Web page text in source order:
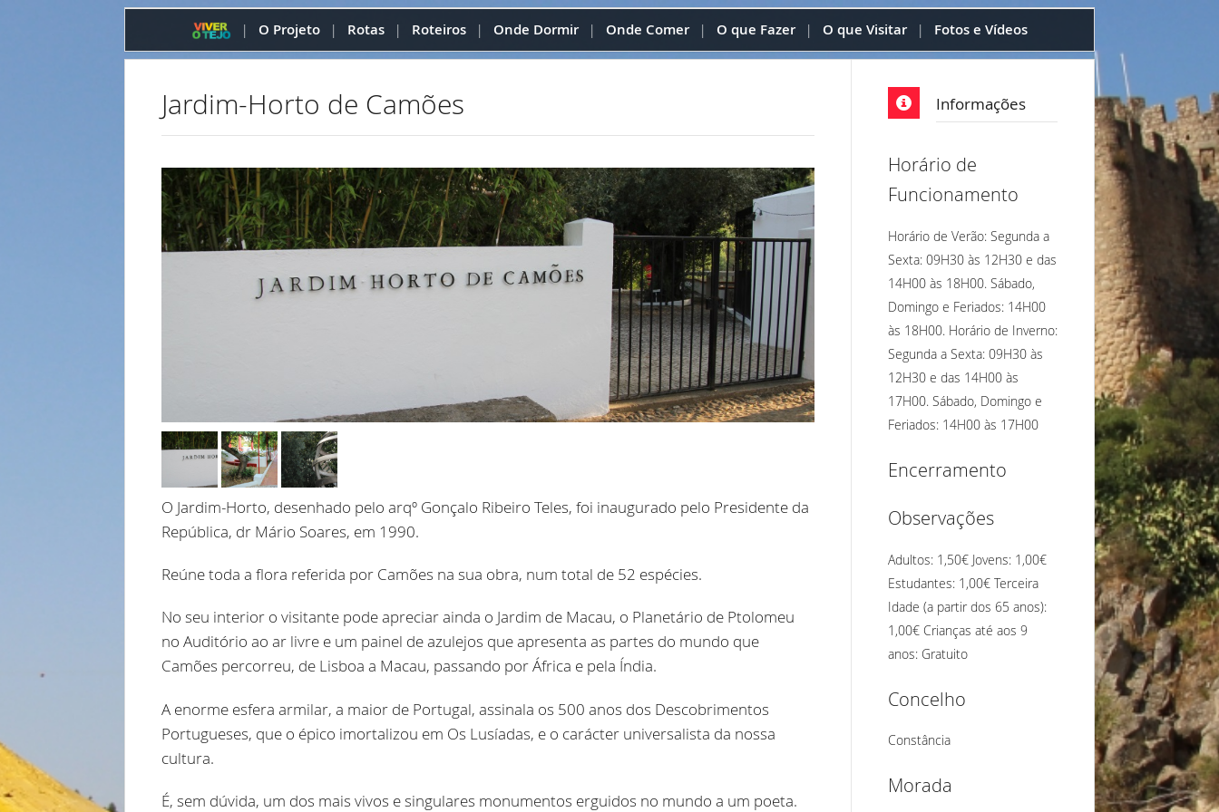
| O Projeto | Rotas | Roteiros | Onde Dormir | Onde Comer | O que Fazer | O que Visitar | Fotos e Vídeos
Jardim-Horto de Camões
O Jardim-Horto, desenhado pelo arqº Gonçalo Ribeiro Teles, foi inaugurado pelo Presidente da
República, dr Mário Soares, em 1990.
Reúne toda a flora referida por Camões na sua obra, num total de 52 espécies.
No seu interior o visitante pode apreciar ainda o Jardim de Macau, o Planetário de Ptolomeu
no Auditório ao ar livre e um painel de azulejos que apresenta as partes do mundo que
Camões percorreu, de Lisboa a Macau, passando por África e pela Índia.
A enorme esfera armilar, a maior de Portugal, assinala os 500 anos dos Descobrimentos
Portugueses, que o épico imortalizou em Os Lusíadas, e o carácter universalista da nossa
cultura.
É, sem dúvida, um dos mais vivos e singulares monumentos erguidos no mundo a um poeta.
Informações
Horário de
Funcionamento
Horário de Verão: Segunda a
Sexta: 09H30 às 12H30 e das
14H00 às 18H00. Sábado,
Domingo e Feriados: 14H00
às 18H00. Horário de Inverno:
Segunda a Sexta: 09H30 às
12H30 e das 14H00 às
17H00. Sábado, Domingo e
Feriados: 14H00 às 17H00
Encerramento
Observações
Adultos: 1,50€ Jovens: 1,00€
Estudantes: 1,00€ Terceira
Idade (a partir dos 65 anos):
1,00€ Crianças até aos 9
anos: Gratuito
Concelho
Constância
Morada